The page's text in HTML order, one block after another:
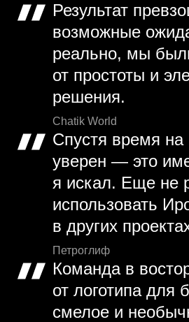
Результат
возможные
реально, мы
от простоты и
решения.
Chatik World
Спустя время на
уверен — это
я искал. Еще не
использовать
в других
Петроглиф
Команда в
от логотипа для
смелое и